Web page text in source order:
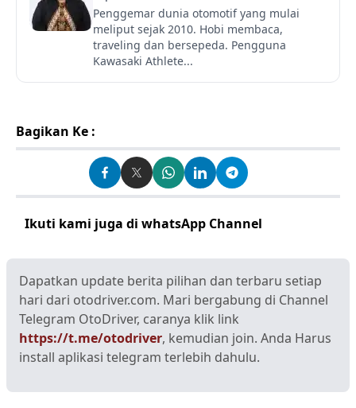
Penggemar dunia otomotif yang mulai
meliput sejak 2010. Hobi membaca,
traveling dan bersepeda. Pengguna
Kawasaki Athlete...
Bagikan Ke :
Ikuti kami juga di whatsApp Channel
Dapatkan update berita pilihan dan terbaru setiap
hari dari otodriver.com. Mari bergabung di Channel
Telegram OtoDriver, caranya klik link
https://t.me/otodriver, kemudian join. Anda Harus
install aplikasi telegram terlebih dahulu.